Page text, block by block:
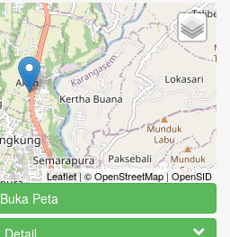
Leaflet|© OpenStreetMap|OpenSID
Buka Peta